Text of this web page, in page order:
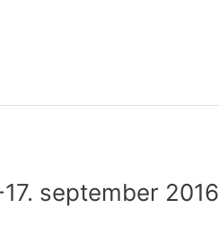
september 2016